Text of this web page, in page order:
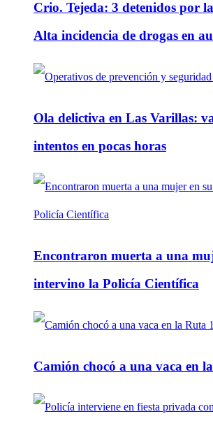
Crio. Tejeda: 3 detenidos por
Alta incidencia de drogas en
Ola delictiva en Las Varillas:
intentos en pocas horas
Encontraron muerta a una
intervino la Policía Científica
Camión chocó a una vaca en